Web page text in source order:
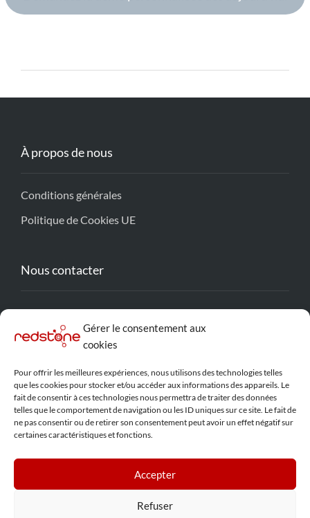
Gérer le consentement aux
cookies
Pour offrir les meilleures expériences, nous utilisons des technologies telles
que les cookies pour stocker et/ou accéder aux informations des appareils. Le
fait de consentir à ces technologies nous permettra de traiter des données
telles que le comportement de navigation ou les ID uniques sur ce site. Le fait de
ne pas consentir ou de retirer son consentement peut avoir un effet négatif sur
certaines caractéristiques et fonctions.
Accepter
Refuser
À propos de nous
Conditions générales
Politique de Cookies UE
Nous contacter
contact@redstone-solution.com
Lyon, France
Réseaux Sociaux